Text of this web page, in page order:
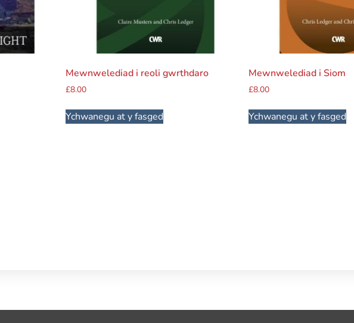
Mewnwelediad i reoli gwrthdaro
£8.00
Ychwanegu at y fasged
Mewnwelediad i Siom
£8.00
Ychwanegu at y fasged